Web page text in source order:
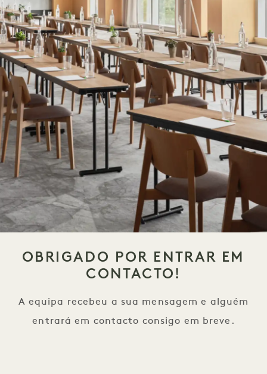
OBRIGADO POR ENTRAR EM
CONTACTO!
A equipa recebeu a sua mensagem e alguém
entrará em contacto consigo em breve.